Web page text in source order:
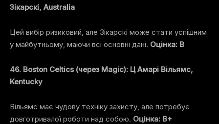
Зікарскі, Australia
Цей вибір ризиковий, але Зікарскі може стати успішним
у майбутньому, маючи всі основні дані. Оцінка: B
46. Boston Celtics (через Magic): Ц Амарі Вільямс,
Kentucky
Вільямс має чудову техніку захисту, але потребує
довготривалої роботи над собою. Оцінка: B+